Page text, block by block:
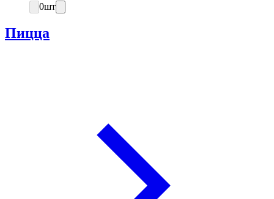
0шт
Пицца